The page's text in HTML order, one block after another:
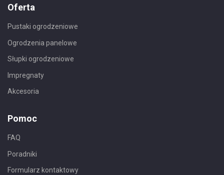
Oferta
Pustaki ogrodzeniowe
Ogrodzenia panelowe
Słupki ogrodzeniowe
Impregnaty
Akcesoria
Pomoc
FAQ
Poradniki
Formularz kontaktowy